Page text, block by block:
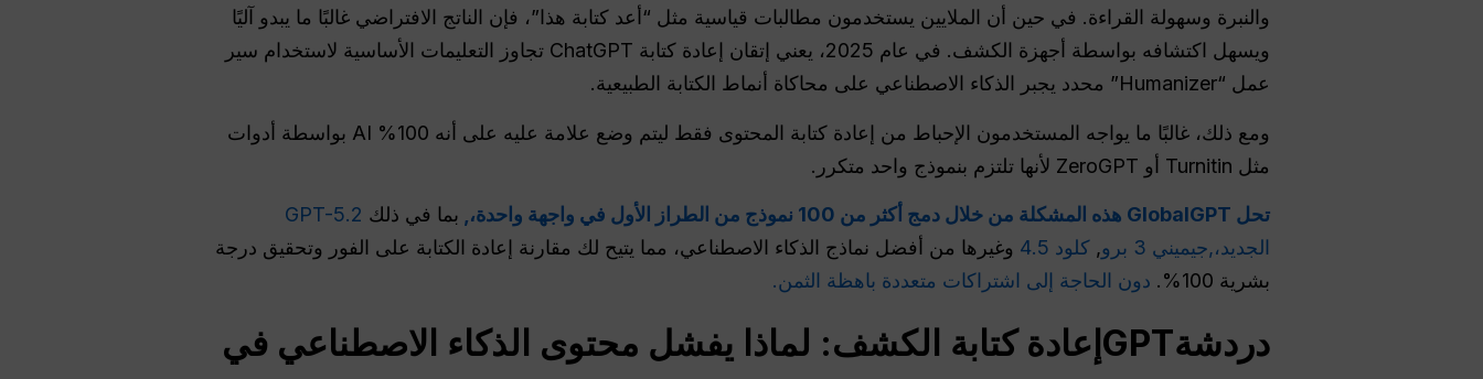
والنبرة وسهولة القراءة. في حين أن الملايين يستخدمون مطالبات قياسية مثل “أعد كتابة هذا”، فإن الناتج الافتراضي غالبًا ما يبدو آليًا
ويسهل اكتشافه بواسطة أجهزة الكشف. في عام 2025، يعني إتقان إعادة كتابة ChatGPT تجاوز التعليمات الأساسية لاستخدام سير
عمل “Humanizer” محدد يجبر الذكاء الاصطناعي على محاكاة أنماط الكتابة الطبيعية.
ومع ذلك، غالبًا ما يواجه المستخدمون الإحباط من إعادة كتابة المحتوى فقط ليتم وضع علامة عليه على أنه 100% AI بواسطة أدوات
مثل Turnitin أو ZeroGPT لأنها تلتزم بنموذج واحد متكرر.
تحل GlobalGPT هذه المشكلة من خلال دمج أكثر من 100 نموذج من الطراز الأول في واجهة واحدة،, بما في ذلك GPT-5.2
الجديد،,جيميني 3 برو , كلود 4.5
وغيرها من أفضل نماذج الذكاء الاصطناعي، مما يتيح لك مقارنة إعادة الكتابة على الفور وتحقيق درجة
بشرية 100%.
دون الحاجة إلى اشتراكات متعددة باهظة الثمن.
دردشةGPT إعادة كتابة الكشف: لماذا يفشل محتوى الذكاء الاصطناعي في